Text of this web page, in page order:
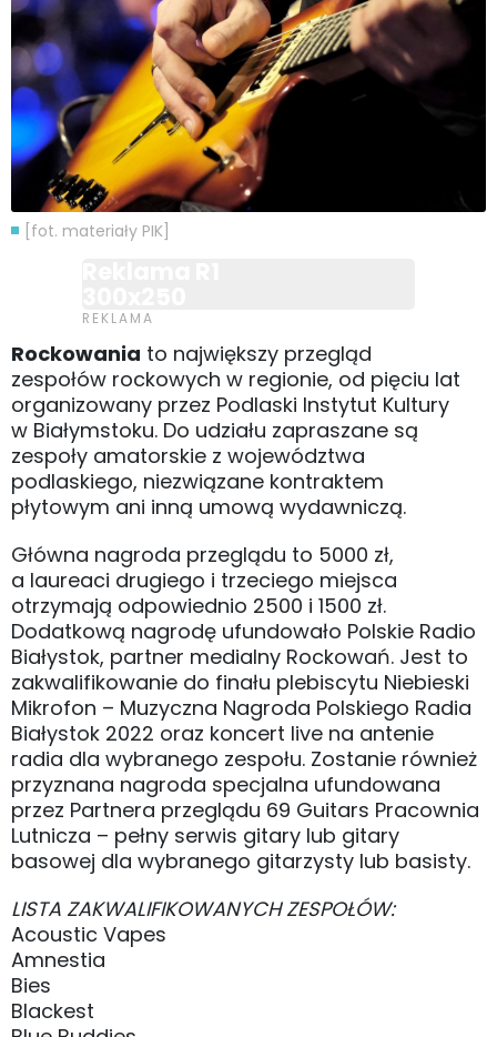
[fot. materiały PIK]
Rockowania to największy przegląd
zespołów rockowych w regionie, od pięciu lat
organizowany przez Podlaski Instytut Kultury
w Białymstoku. Do udziału zapraszane są
zespoły amatorskie z województwa
podlaskiego, niezwiązane kontraktem
płytowym ani inną umową wydawniczą.
Główna nagroda przeglądu to 5000 zł,
a laureaci drugiego i trzeciego miejsca
otrzymają odpowiednio 2500 i 1500 zł.
Dodatkową nagrodę ufundowało Polskie Radio
Białystok, partner medialny Rockowań. Jest to
zakwalifikowanie do finału plebiscytu Niebieski
Mikrofon – Muzyczna Nagroda Polskiego Radia
Białystok 2022 oraz koncert live na antenie
radia dla wybranego zespołu. Zostanie również
przyznana nagroda specjalna ufundowana
przez Partnera przeglądu 69 Guitars Pracownia
Lutnicza – pełny serwis gitary lub gitary
basowej dla wybranego gitarzysty lub basisty.
LISTA ZAKWALIFIKOWANYCH ZESPOŁÓW:
Acoustic Vapes
Amnestia
Bies
Blackest